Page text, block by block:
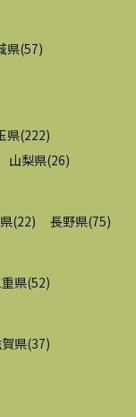
県(57)
県(222)
山梨県(26)
(22) 長野県(75)
県(52)
県(37)